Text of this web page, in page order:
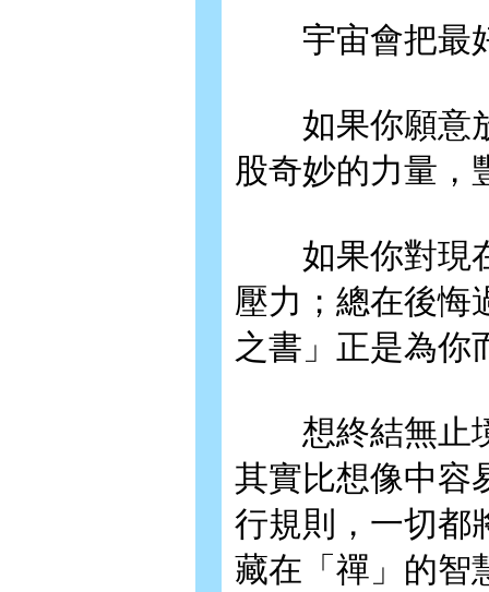
宇宙會把最
如果你願意放
股奇妙的力量，
如果你對現在
壓力；總在後悔
之書」正是為你
想終結無止境
其實比想像中容
行規則，一切都
藏在「禪」的